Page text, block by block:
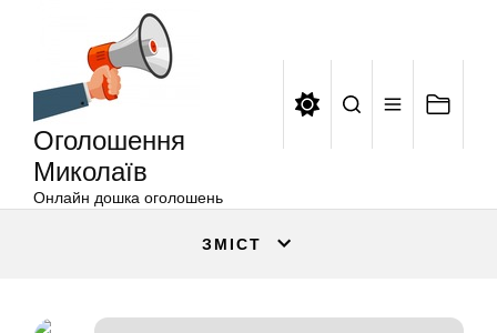
Оголошення
Миколаїв
Онлайн дошка оголошень
ЗМІСТ